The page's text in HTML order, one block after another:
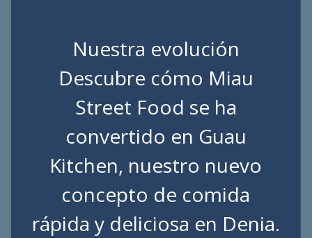
Nuestra evolución
Descubre cómo Miau
Street Food se ha
convertido en Guau
Kitchen, nuestro nuevo
concepto de comida
rápida y deliciosa en Denia.